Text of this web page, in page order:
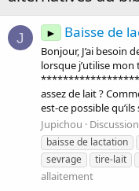
J ► Baisse de
Bonjour, J’ai besoin
lorsque j’utilise mon
assez de lait ?
est-ce possible qu’ils
Jupichou
Discussion
baisse de lactation
sevrage
tire-lait
allaitement